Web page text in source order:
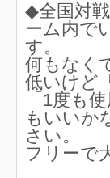
◆全国対
ーム内で
す。
何もなく
低いけど
「1度も
もいいか
さい。
フリーで